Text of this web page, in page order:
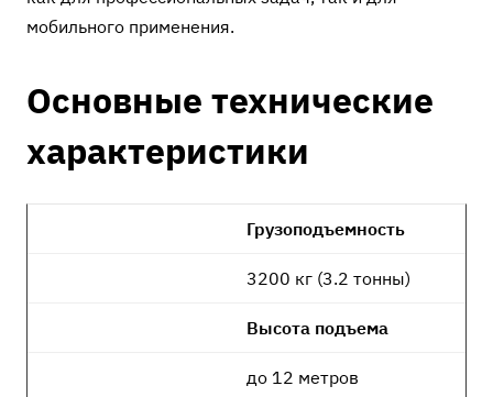
мобильного применения.
Основные технические
характеристики
Грузоподъемность
3200 кг (3.2 тонны)
Высота подъема
до 12 метров